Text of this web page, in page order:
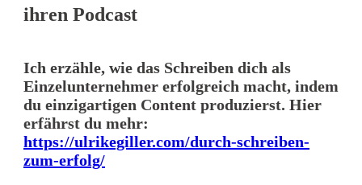
ihren Podcast
Ich erzähle, wie das Schreiben dich als
Einzelunternehmer erfolgreich macht, indem
du einzigartigen Content produzierst. Hier
erfährst du mehr:
https://ulrikegiller.com/durch-schreiben-
zum-erfolg/